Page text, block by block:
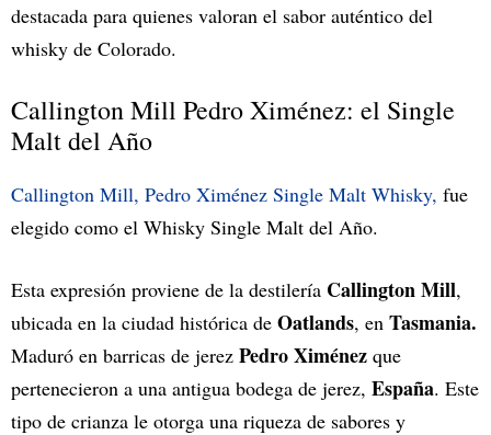
destacada para quienes valoran el sabor auténtico del
whisky de Colorado.
Callington Mill Pedro Ximénez: el Single
Malt del Año
Callington Mill, Pedro Ximénez Single Malt Whisky, fue
elegido como el Whisky Single Malt del Año.
Esta expresión proviene de la destilería Callington Mill,
ubicada en la ciudad histórica de Oatlands, en Tasmania.
Maduró en barricas de jerez Pedro Ximénez que
pertenecieron a una antigua bodega de jerez, España. Este
tipo de crianza le otorga una riqueza de sabores y